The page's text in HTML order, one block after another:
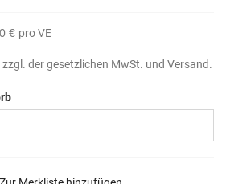
€ pro VE
zzgl. der gesetzlichen MwSt. und Versand.